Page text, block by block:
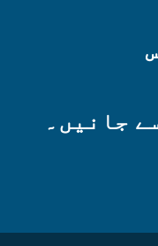
جانیں۔